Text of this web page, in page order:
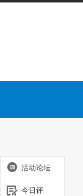
活动论坛
今日评